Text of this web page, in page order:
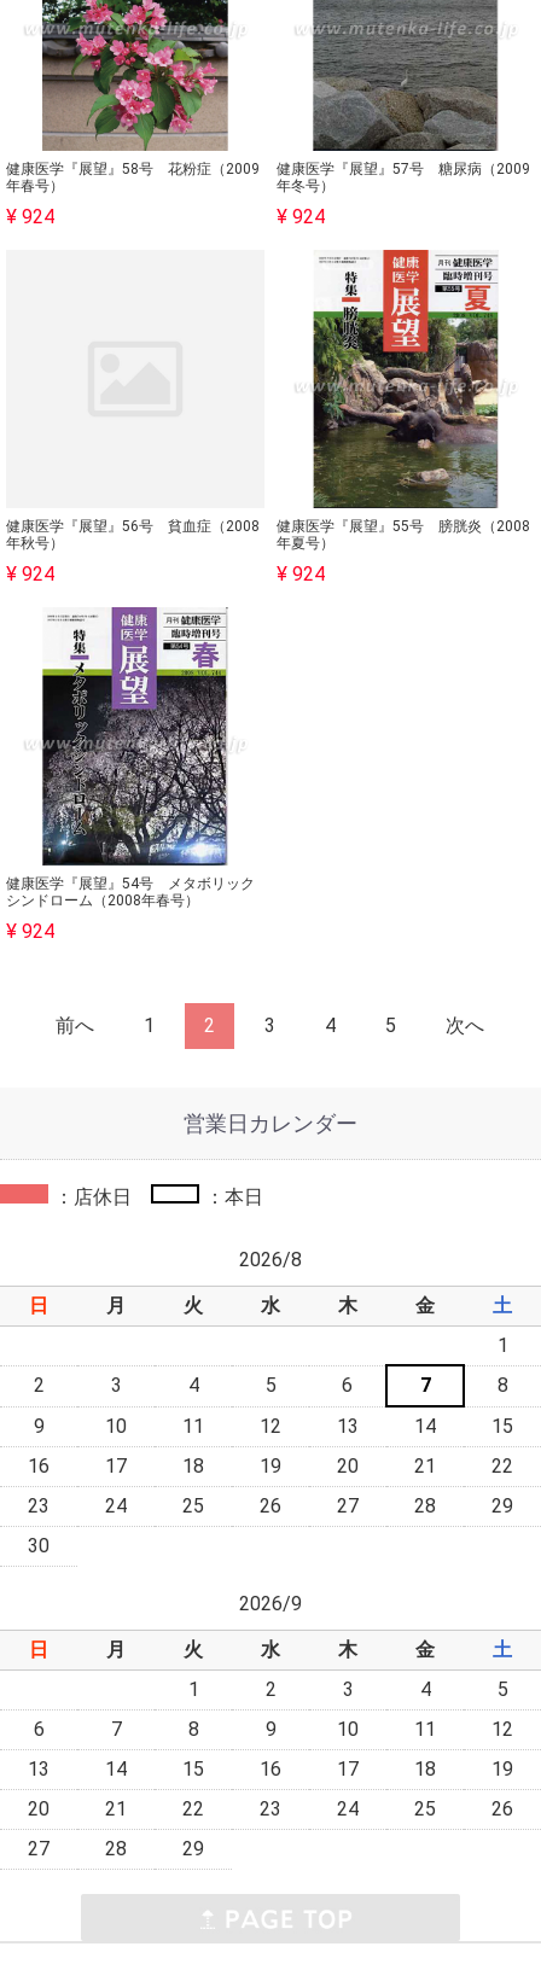
健康医学『展望』58号 花粉症（2009
年春号）
¥ 924
健康医学『展望』57号 糖尿病（2009
年冬号）
¥ 924
健康医学『展望』56号 貧血症（2008
年秋号）
¥ 924
健康医学『展望』55号 膀胱炎（2008
年夏号）
¥ 924
健康医学『展望』54号 メタボリック
シンドローム（2008年春号）
¥ 924
前へ 1 2 3 4 5 次へ
営業日カレンダー
：店休日 ：本日
2026/8
日
月 火 水 木 金
土
1
2
3 4 5 6 7
8
9
10 11 12 13 14
15
16
17 18 19 20 21
22
23
24 25 26 27 28
29
30
2026/9
日
月 火 水 木 金
土
1
2 3 4
5
6
7 8 9 10 11
12
13
14 15 16 17 18
19
20
21 22 23 24 25
26
27
28 29